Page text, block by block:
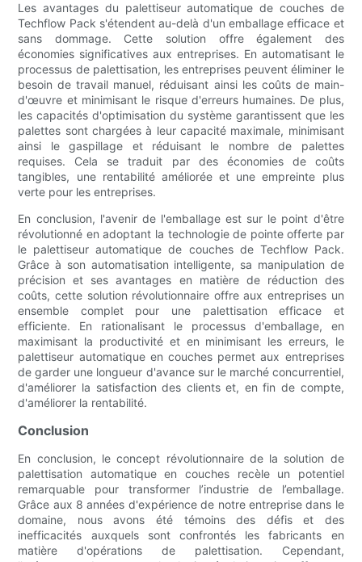
Les avantages du palettiseur automatique de couches de
Techflow Pack s'étendent au-delà d'un emballage efficace et
sans dommage. Cette solution offre également des
économies significatives aux entreprises. En automatisant le
processus de palettisation, les entreprises peuvent éliminer le
besoin de travail manuel, réduisant ainsi les coûts de main-
d'œuvre et minimisant le risque d'erreurs humaines. De plus,
les capacités d'optimisation du système garantissent que les
palettes sont chargées à leur capacité maximale, minimisant
ainsi le gaspillage et réduisant le nombre de palettes
requises. Cela se traduit par des économies de coûts
tangibles, une rentabilité améliorée et une empreinte plus
verte pour les entreprises.
En conclusion, l'avenir de l'emballage est sur le point d'être
révolutionné en adoptant la technologie de pointe offerte par
le palettiseur automatique de couches de Techflow Pack.
Grâce à son automatisation intelligente, sa manipulation de
précision et ses avantages en matière de réduction des
coûts, cette solution révolutionnaire offre aux entreprises un
ensemble complet pour une palettisation efficace et
efficiente. En rationalisant le processus d'emballage, en
maximisant la productivité et en minimisant les erreurs, le
palettiseur automatique en couches permet aux entreprises
de garder une longueur d'avance sur le marché concurrentiel,
d'améliorer la satisfaction des clients et, en fin de compte,
d'améliorer la rentabilité.
Conclusion
En conclusion, le concept révolutionnaire de la solution de
palettisation automatique en couches recèle un potentiel
remarquable pour transformer l’industrie de l’emballage.
Grâce aux 8 années d'expérience de notre entreprise dans le
domaine, nous avons été témoins des défis et des
inefficacités auxquels sont confrontés les fabricants en
matière d'opérations de palettisation. Cependant,